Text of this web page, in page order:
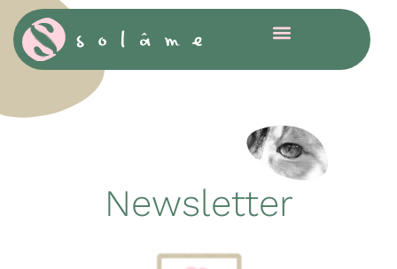
Newsletter
Cookies management panel